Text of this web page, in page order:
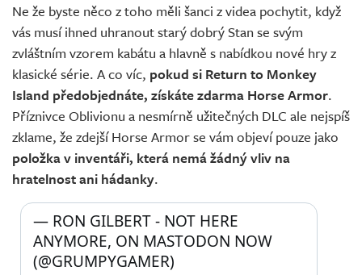
Ne že byste něco z toho měli šanci z videa pochytit, když
vás musí ihned uhranout starý dobrý Stan se svým
zvláštním vzorem kabátu a hlavně s nabídkou nové hry z
klasické série. A co víc, pokud si Return to Monkey
Island předobjednáte, získáte zdarma Horse Armor.
Příznivce Oblivionu a nesmírně užitečných DLC ale nejspíš
zklame, že zdejší Horse Armor se vám objeví pouze jako
položka v inventáři, která nemá žádný vliv na
hratelnost ani hádanky.
— RON GILBERT - NOT HERE
ANYMORE, ON MASTODON NOW
(@GRUMPYGAMER)